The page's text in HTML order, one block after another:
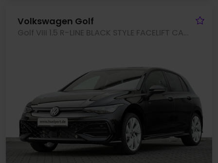
Volkswagen Golf
Golf VIII 1.5 R-LINE BLACK STYLE FACELIFT CAM ACC LM18 NAVI